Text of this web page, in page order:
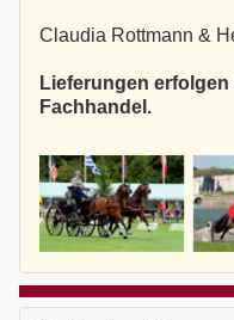
Claudia Rottmann &
Lieferungen
Fachhandel.